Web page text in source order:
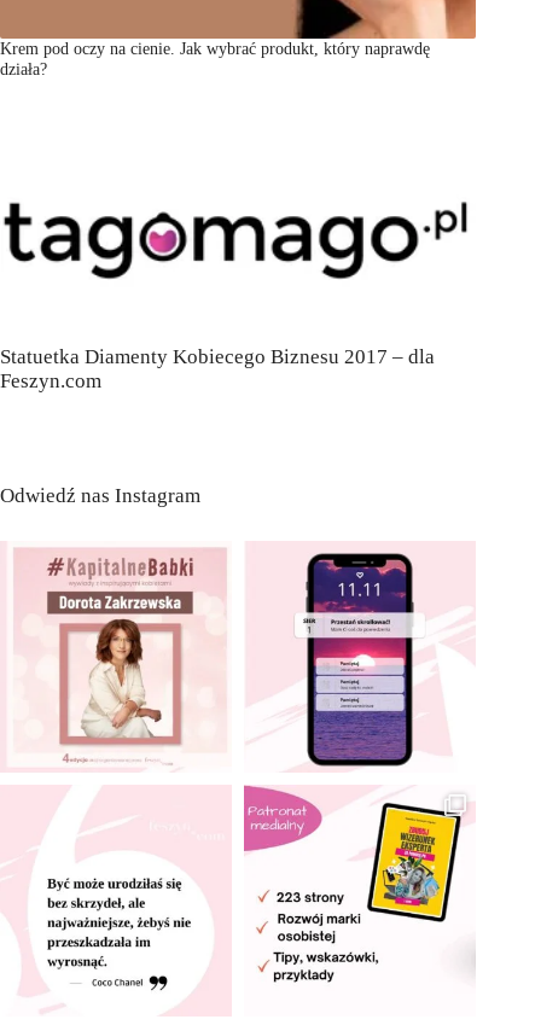
Krem pod oczy na cienie. Jak wybrać produkt, który naprawdę
działa?
Statuetka Diamenty Kobiecego Biznesu 2017 – dla
Feszyn.com
Odwiedź nas Instagram